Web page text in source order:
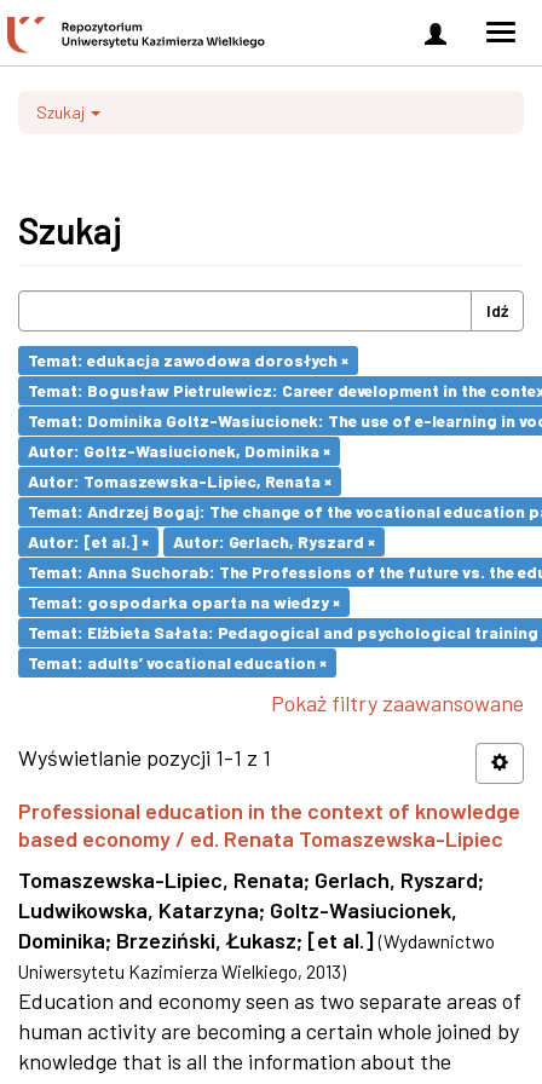
Zaloguj
się
Szukaj
Szukaj
Idź
Temat: edukacja zawodowa dorosłych ×
Temat: Bogusław Pietrulewicz: Career development in the
Temat: Dominika Goltz-Wasiucionek: The use of e-learning in
Autor: Goltz-Wasiucionek, Dominika ×
Autor: Tomaszewska-Lipiec, Renata ×
Temat: Andrzej Bogaj: The change of the vocational education
Autor: [et al.] ×
Autor: Gerlach, Ryszard ×
Temat: Anna Suchorab: The Professions of the future vs. the
Temat: gospodarka oparta na wiedzy ×
Temat: Elżbieta Sałata: Pedagogical and psychological
Temat: adults’ vocational education ×
Pokaż filtry zaawansowane
Wyświetlanie pozycji 1-1 z 1
Professional education in the context of knowledge
based economy / ed. Renata Tomaszewska-Lipiec
Tomaszewska-Lipiec, Renata; Gerlach, Ryszard;
Ludwikowska, Katarzyna; Goltz-Wasiucionek,
Dominika; Brzeziński, Łukasz; [et al.] (Wydawnictwo
Uniwersytetu Kazimierza Wielkiego, 2013)
Education and economy seen as two separate areas of
human activity are becoming a certain whole joined by
knowledge that is all the information about the